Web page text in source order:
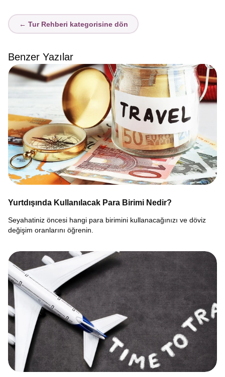
← Tur Rehberi kategorisine dön
Benzer Yazılar
Yurtdışında Kullanılacak Para Birimi Nedir?
Seyahatiniz öncesi hangi para birimini kullanacağınızı ve döviz
değişim oranlarını öğrenin.